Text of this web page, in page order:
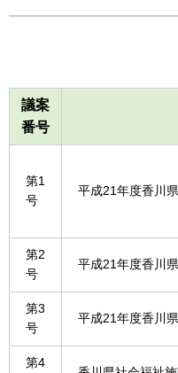
議案
番号
第1
号
平成21年度香川
第2
号
平成21年度香川
第3
号
平成21年度香川
第4